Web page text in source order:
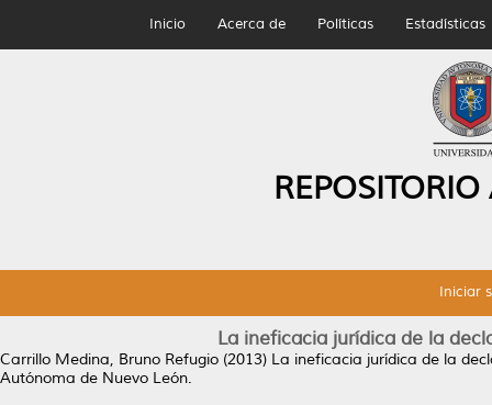
Inicio Acerca de Políticas Estadísticas
Iniciar
La ineficacia jurídica de la
Carrillo Medina, Bruno Refugio (2013) La ineficacia jurídica de la
Autónoma de Nuevo León.